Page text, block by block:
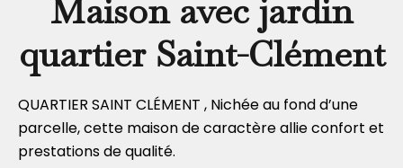
Maison avec jardin
quartier Saint-Clément
QUARTIER SAINT CLÉMENT , Nichée au fond d’une
parcelle, cette maison de caractère allie confort et
prestations de qualité.